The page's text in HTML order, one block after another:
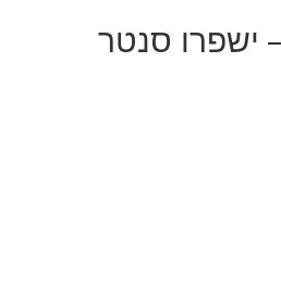
– ישפרו סנטר